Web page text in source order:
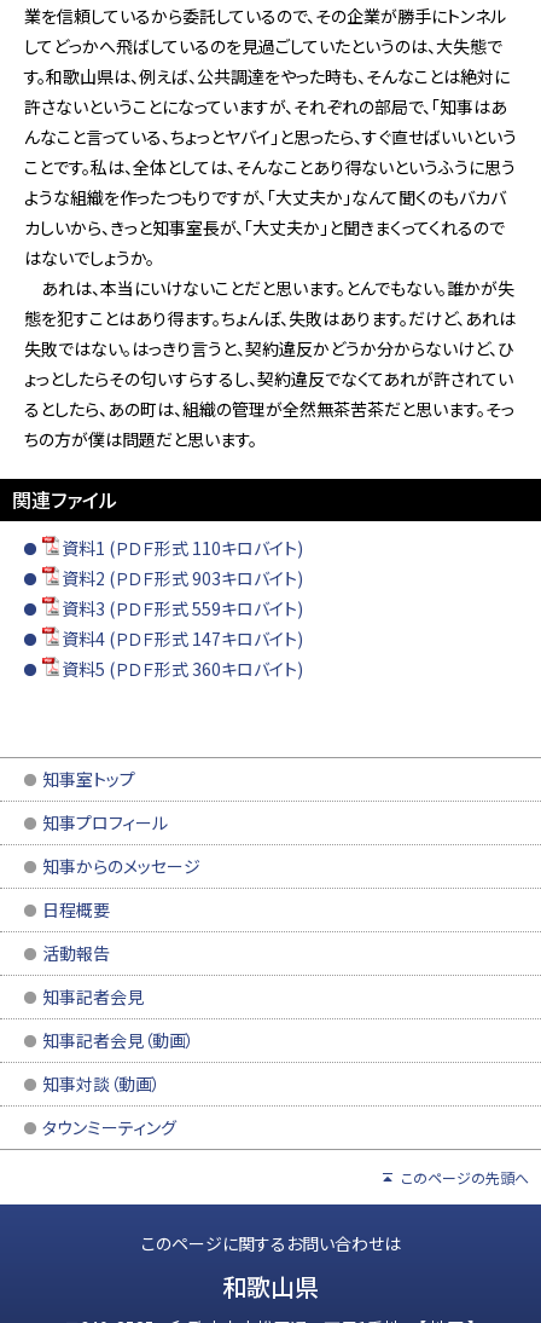
業を信頼しているから委託しているので、その企業が勝手にトンネル
してどっかへ飛ばしているのを見過ごしていたというのは、大失態で
す。和歌山県は、例えば、公共調達をやった時も、そんなことは絶対に
許さないということになっていますが、それぞれの部局で、「知事はあ
んなこと言っている、ちょっとヤバイ」と思ったら、すぐ直せばいいという
ことです。私は、全体としては、そんなことあり得ないというふうに思う
ような組織を作ったつもりですが、「大丈夫か」なんて聞くのもバカバ
カしいから、きっと知事室長が、「大丈夫か」と聞きまくってくれるので
はないでしょうか。
あれは、本当にいけないことだと思います。とんでもない。誰かが失
態を犯すことはあり得ます。ちょんぼ、失敗はあります。だけど、あれは
失敗ではない。はっきり言うと、契約違反かどうか分からないけど、ひ
ょっとしたらその匂いすらするし、契約違反でなくてあれが許されてい
るとしたら、あの町は、組織の管理が全然無茶苦茶だと思います。そっ
ちの方が僕は問題だと思います。
関連ファイル
資料1 (ＰＤＦ形式 110キロバイト)
資料2 (ＰＤＦ形式 903キロバイト)
資料3 (ＰＤＦ形式 559キロバイト)
資料4 (ＰＤＦ形式 147キロバイト)
資料5 (ＰＤＦ形式 360キロバイト)
知事室トップ
知事プロフィール
知事からのメッセージ
日程概要
活動報告
知事記者会見
知事記者会見（動画）
知事対談（動画）
タウンミーティング
このページの先頭へ
このページに関するお問い合わせは
和歌山県